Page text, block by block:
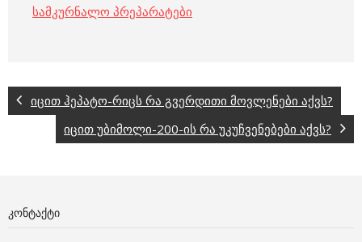
სამკურნალო პრეპარატები
იცით ჰეპატო-რიცს რა გვერდითი მოვლენები აქვს?
იცით უბიმოლი-200-ის რა უკუჩვენებები აქვს?
ᲙᲝᲜᲢᲐᲥᲢᲘ